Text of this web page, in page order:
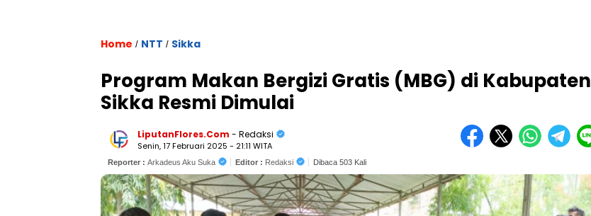
Home / NTT / Sikka
Program Makan Bergizi Gratis (MBG) di Kabupaten
Sikka Resmi Dimulai
LiputanFlores.Com - Redaksi
Senin, 17 Februari 2025 - 21:11 WITA
Reporter : Arkadeus Aku Suka Editor : Redaksi Dibaca 503 Kali